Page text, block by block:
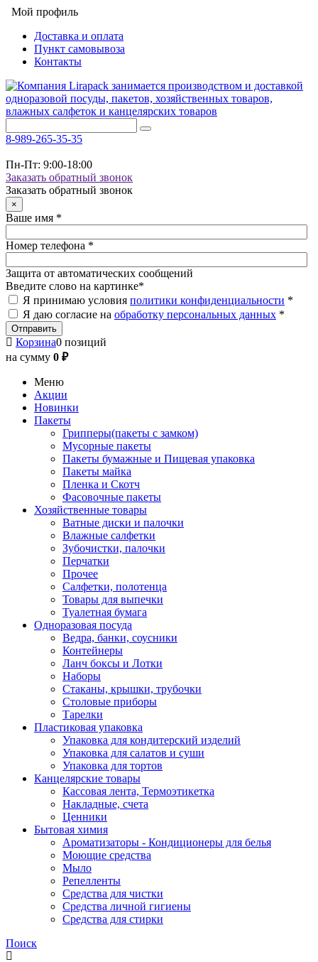
Мой профиль
Доставка и оплата
Пункт самовывоза
Контакты
8-989-265-35-35
Пн-Пт: 9:00-18:00
Заказать обратный звонок
Заказать обратный звонок
×
Ваше имя *
Номер телефона *
Защита от автоматических сообщений
Введите слово на картинке*
Я принимаю условия политики конфиденциальности *
Я даю согласие на обработку персональных данных *
Корзина0 позиций
на сумму 0 ₽
Меню
Акции
Новинки
Пакеты
Грипперы(пакеты с замком)
Мусорные пакеты
Пакеты бумажные и Пищевая упаковка
Пакеты майка
Пленка и Скотч
Фасовочные пакеты
Хозяйственные товары
Ватные диски и палочки
Влажные салфетки
Зубочистки, палочки
Перчатки
Прочее
Салфетки, полотенца
Товары для выпечки
Туалетная бумага
Одноразовая посуда
Ведра, банки, соусники
Контейнеры
Ланч боксы и Лотки
Наборы
Стаканы, крышки, трубочки
Столовые приборы
Тарелки
Пластиковая упаковка
Упаковка для кондитерский изделий
Упаковка для салатов и суши
Упаковка для тортов
Канцелярские товары
Кассовая лента, Термоэтикетка
Накладные, счета
Ценники
Бытовая химия
Ароматизаторы - Кондиционеры для белья
Моющие средства
Мыло
Репелленты
Средства для чистки
Средства личной гигиены
Средства для стирки
Поиск